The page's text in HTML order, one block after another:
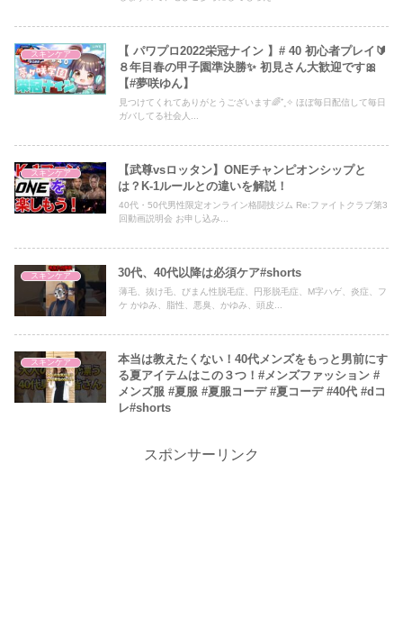
スキンケア
【 パワプロ2022栄冠ナイン 】# 40 初心者プレイ🔰
８年目春の甲子園準決勝✨ 初見さん大歓迎です🎀
【#夢咲ゆん】
見つけてくれてありがとうございます🌈⁺˳✧ ほぼ毎日配信して毎日
ガバしてる社会人...
スキンケア
【武尊vsロッタン】ONEチャンピオンシップと
は？K-1ルールとの違いを解説！
40代・50代男性限定オンライン格闘技ジム Re:ファイトクラブ第3
回動画説明会 お申し込み...
スキンケア 30代、40代以降は必須ケア#shorts
薄毛、抜け毛、びまん性脱毛症、円形脱毛症、M字ハゲ、炎症、フ
ケ かゆみ、脂性、悪臭、かゆみ、頭皮...
スキンケア
本当は教えたくない！40代メンズをもっと男前にす
る夏アイテムはこの３つ！#メンズファッション #
メンズ服 #夏服 #夏服コーデ #夏コーデ #40代 #dコ
レ#shorts
スポンサーリンク